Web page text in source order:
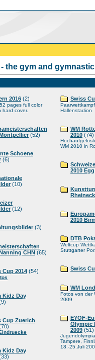
the gym and
2016 (2)
pages full color
hard cover.
(52)
Schoene
(6)
(10)
(12)
(3)
CHN (65)
Cup 2014 (54)
Kidz Day
Cup Zuerich
Kidz Day
Swiss
Hallenstadion
WM
2010 (74)
WM 2010 in
2010 Egg
Rheineck
2010
DTB
Weltcup
Stuttgarter
Swiss
WM
Fotos von der
2009
EYOF-
Olympic
2009 (51)
Tampere,
18.-25.Juli